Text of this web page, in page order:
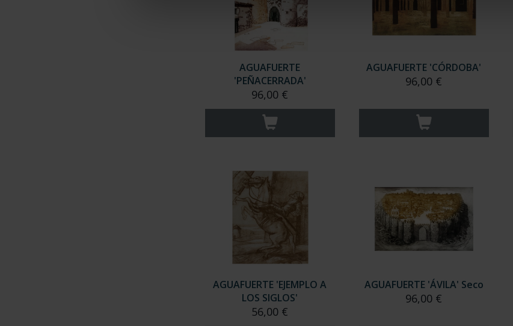
AGUAFUERTE
'PEÑACERRADA'
96,00 €
AGUAFUERTE 'CÓRDOBA'
96,00 €
AGUAFUERTE 'EJEMPLO A
LOS SIGLOS'
56,00 €
AGUAFUERTE 'ÁVILA' Seco
96,00 €